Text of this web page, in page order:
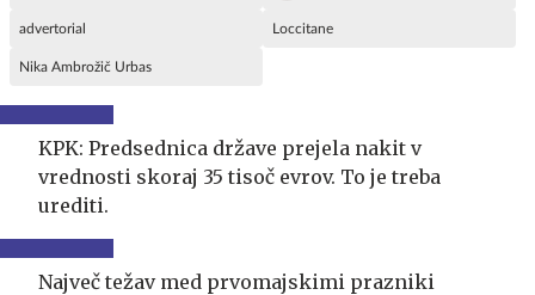
advertorial Loccitane
Nika Ambrožič Urbas
KPK: Predsednica države prejela nakit v
vrednosti skoraj 35 tisoč evrov. To je treba
urediti.
Največ težav med prvomajskimi prazniki